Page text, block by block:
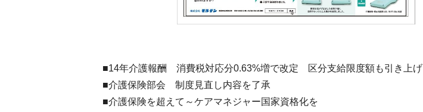
■14年介護報酬 消費税対応分0.63%増で改定 区分支給限度額も引き上げ
■介護保険部会 制度見直し内容を了承
■介護保険を超えて～ケアマネジャー国家資格化を